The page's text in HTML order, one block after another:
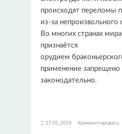
происходят переломы
из-за
Во многих странах
признаётся
орудием
применение запрещено
законодательно.
27.05.2019 Комментировать